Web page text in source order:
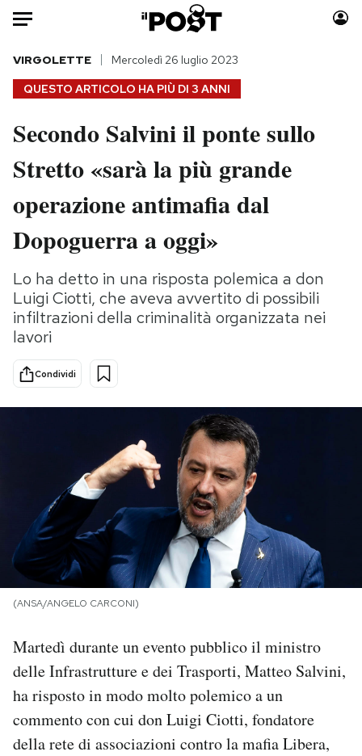
Auto
HOME
Italia
Politica
Tecnologia
Scienza
Cultura
Economia
Sport
Moda
Consumismi
Storie/Idee
Media
Europa
Altrecose
Mondiali calcio 2026
I MIEI PREFERITI
SHOP
CALENDARIO
Area Personale
Newsletter
Notifiche mobile
QUESTO ARTICOLO HA PIÙ DI 3 ANNI
VIRGOLETTE Mercoledì 26 luglio 2023
Secondo Salvini il ponte sullo
Stretto «sarà la più grande
operazione antimafia dal
Dopoguerra a oggi»
Lo ha detto in una risposta polemica a don
Luigi Ciotti, che aveva avvertito di possibili
infiltrazioni della criminalità organizzata nei
lavori
Condividi
(ANSA/ANGELO CARCONI)
Martedì durante un evento pubblico il ministro
delle Infrastrutture e dei Trasporti, Matteo Salvini,
ha risposto in modo molto polemico a un
commento con cui don Luigi Ciotti, fondatore
della rete di associazioni contro la mafia Libera,